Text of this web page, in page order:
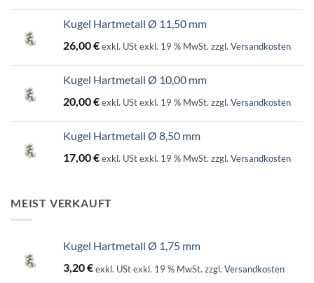
Kugel Hartmetall Ø 11,50 mm
26,00€exkl. UStexkl. 19 % MwSt. zzgl. Versandkosten
Kugel Hartmetall Ø 10,00 mm
20,00€exkl. UStexkl. 19 % MwSt. zzgl. Versandkosten
Kugel Hartmetall Ø 8,50 mm
17,00€exkl. UStexkl. 19 % MwSt. zzgl. Versandkosten
MEIST VERKAUFT
Kugel Hartmetall Ø 1,75 mm
3,20€exkl. UStexkl. 19 % MwSt. zzgl. Versandkosten